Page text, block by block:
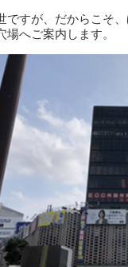
ですが、だからこそ
へご案内します。